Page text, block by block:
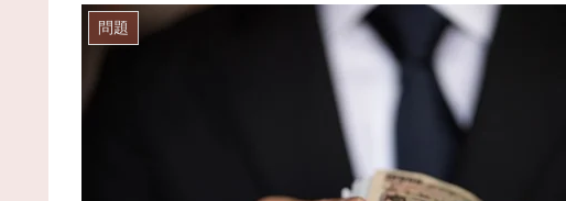
NEWまとめサイトアンテナ！ NEW! (8/7 19:10)
国際的な小咄 テトネキ「これがレベルの差……」 /
【産経新聞】 中共の海警局と海軍の船が衝突2人死
亡 南シナ海でフィリピン船を追跡中、公表までに1年
Switch カルドセプト ザ ファースト 1858 本 / まと
【水戸地検】覚醒剤密輸容疑のカンボジア人を不起
問題